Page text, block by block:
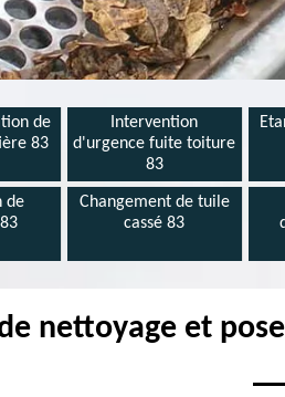
de
83
Intervention
d'urgence fuite toiture
83
de
Changement de tuile
cassé 83
nettoyage et